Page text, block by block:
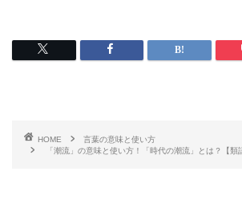
HOME
言葉の意味と使い方
「潮流」の意味と使い方！「時代の潮流」とは？【類